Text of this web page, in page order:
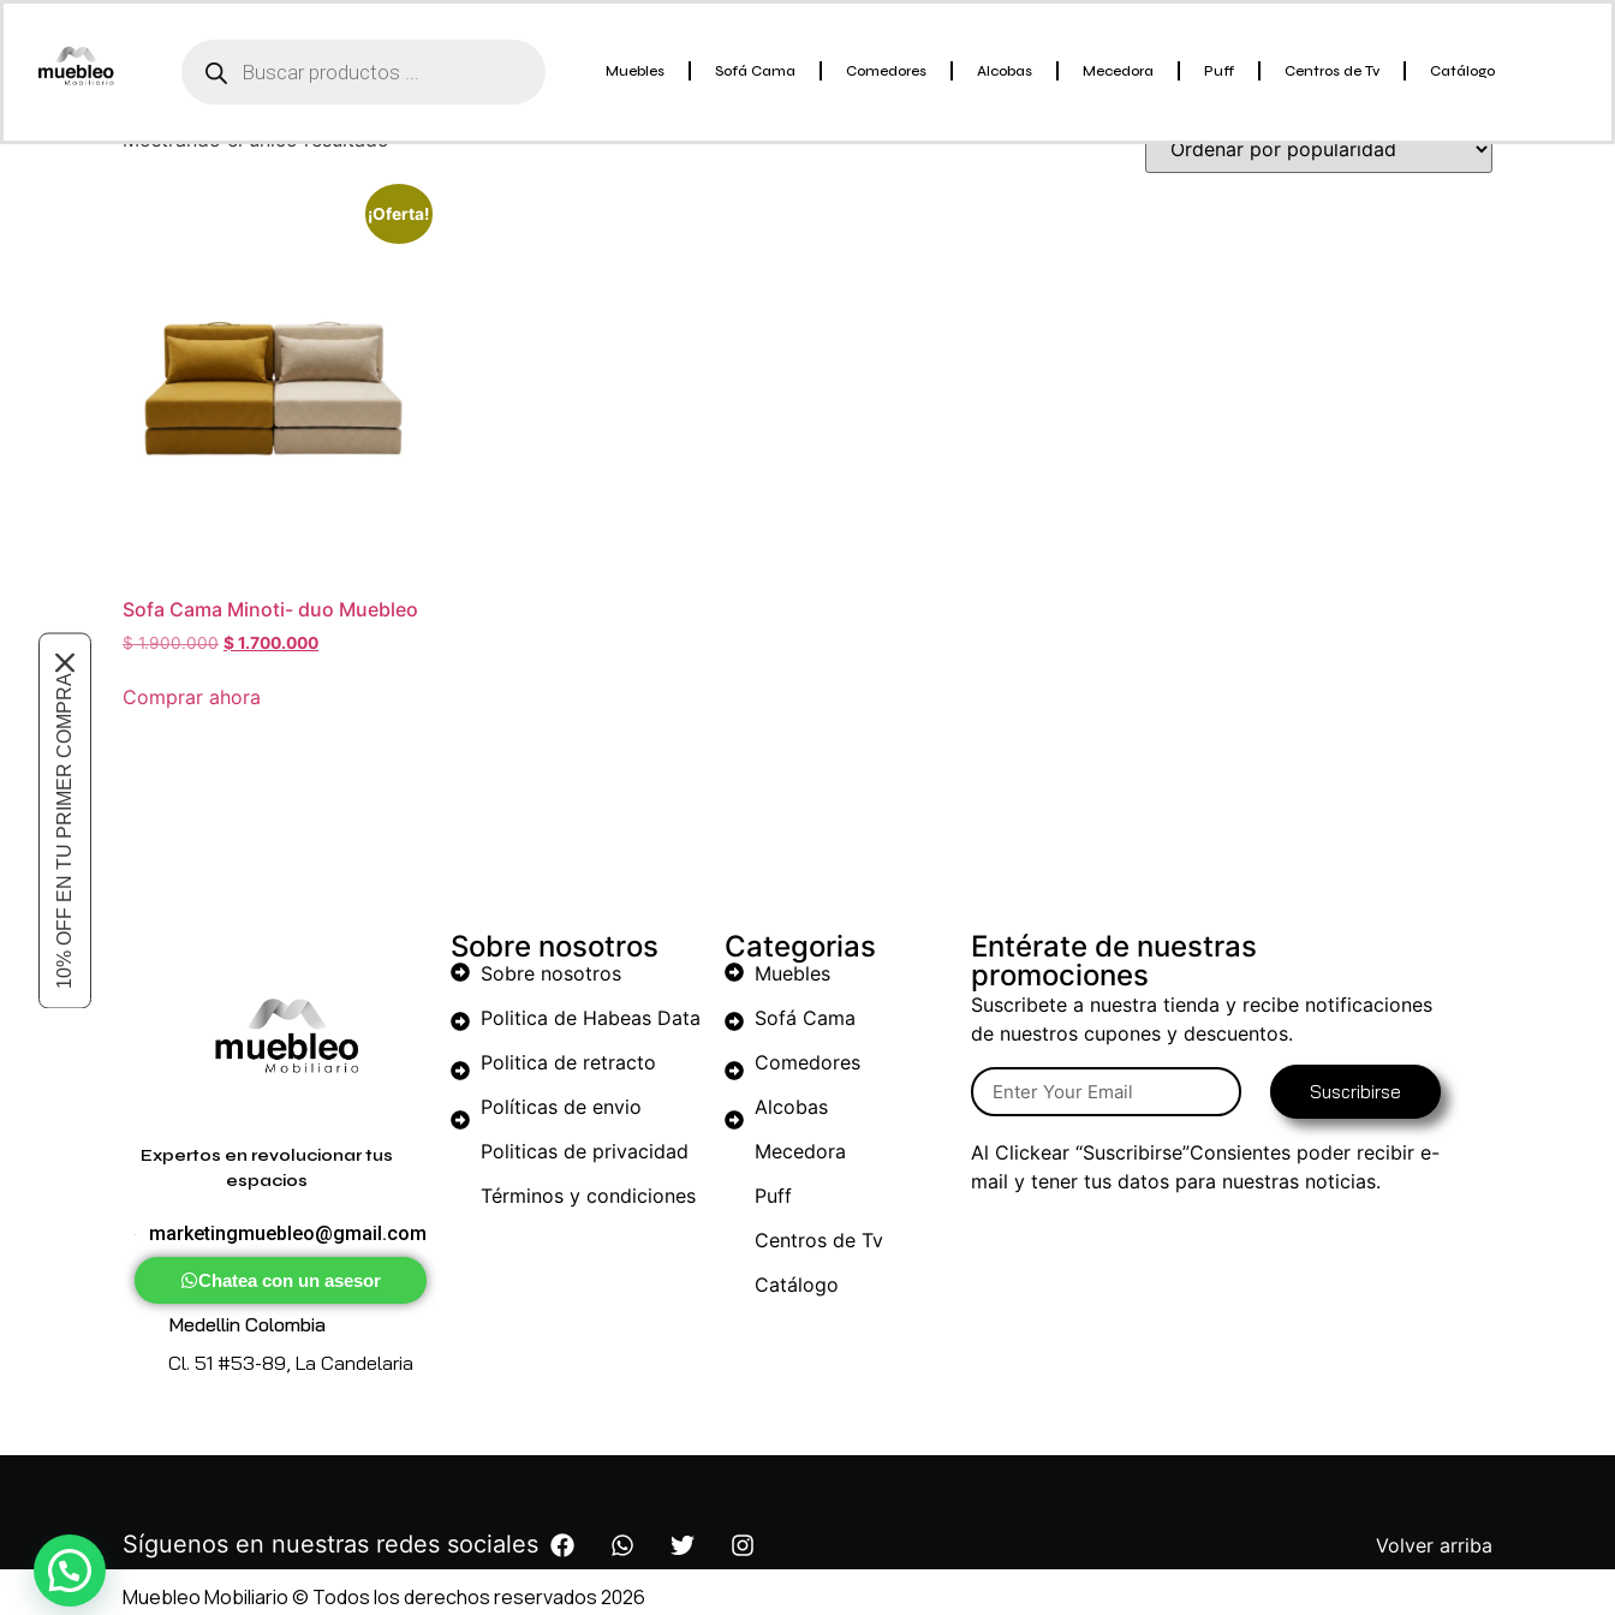
Muebles Sofá Cama Comedores Alcobas Mecedora Puff Centros de Tv Catálogo
convertible
Mostrando el único resultado
¡Oferta!
Sofa Cama Minoti- duo Muebleo
$1.900.000 $1.700.000
Comprar ahora
Expertos en revolucionar tus
espacios
marketingmuebleo@gmail.com
Chatea con un asesor
Medellin Colombia
Cl. 51 #53-89, La Candelaria
Sobre nosotros
Sobre nosotros
Politica de Habeas Data
Politica de retracto
Políticas de envio
Politicas de privacidad
Términos y condiciones
Categorias
Muebles
Sofá Cama
Comedores
Alcobas
Mecedora
Puff
Centros de Tv
Catálogo
Entérate de nuestras
promociones
Suscribete a nuestra tienda y recibe notificaciones
de nuestros cupones y descuentos.
Suscribirse
Al Clickear “Suscribirse”Consientes poder recibir e-
mail y tener tus datos para nuestras noticias.
Síguenos en nuestras redes sociales Volver arriba
Muebleo Mobiliario © Todos los derechos reservados 2026
10% OFF EN TU PRIMER COMPRA